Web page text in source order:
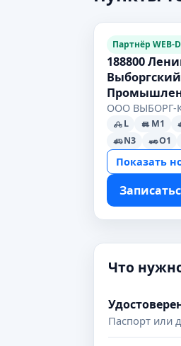
Партнёр WEB-
188800
ООО ВЫБОРГ-
L M1
N3
O1
Показать
Что
Паспорт или